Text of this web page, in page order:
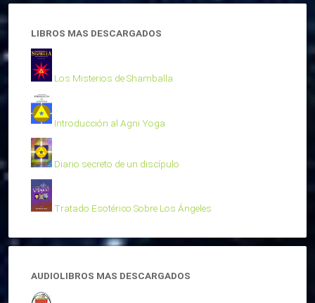
LIBROS MAS DESCARGADOS
Los Misterios de Shamballa
Introducción al Agni Yoga
Diario secreto de un discípulo
Tratado Esotérico Sobre Los Ángeles
AUDIOLIBROS MAS DESCARGADOS